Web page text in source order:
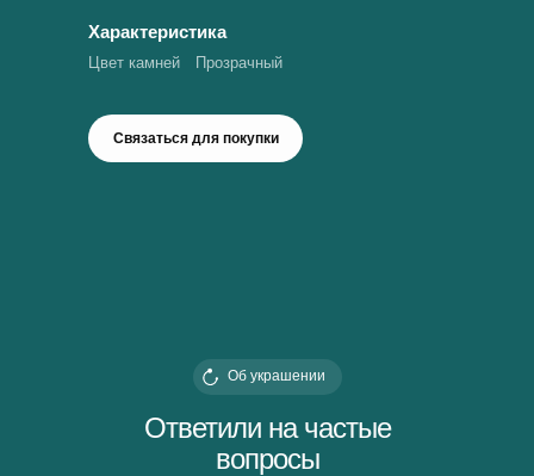
Связаться для покупки
Характеристика
Прозрачный
Цвет камней
Ответили на частые
вопросы
Об украшении